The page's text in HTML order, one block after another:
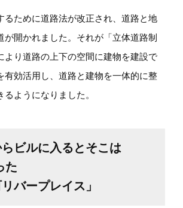
るために道路法が改正され、道路と地
が開かれました。それが「立体道路制
より道路の上下の空間に建物を建設で
有効活用し、道路と建物を一体的に整
ようになりました。
ビルに入るとそこは
た
リバープレイス」